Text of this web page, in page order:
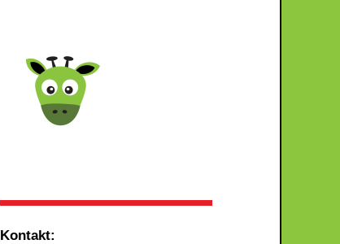
Kontakt: